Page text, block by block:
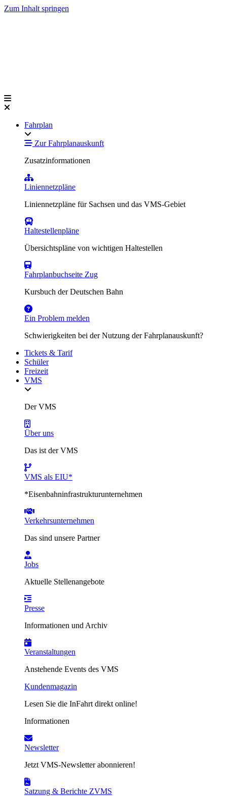
Zum Inhalt springen
Fahrplan
Zur Fahrplanauskunft
Zusatzinformationen
Liniennetzpläne
Liniennetzpläne für Sachsen und das VMS-Gebiet
Haltestellenpläne
Übersichtspläne von wichtigen Haltestellen
Fahrplanbuchseite Zug
Kursbuch der Deutschen Bahn
Ein Problem melden
Schwierigkeiten bei der Nutzung der Fahrplanauskunft?
Tickets & Tarif
Schüler
Freizeit
VMS
Der VMS
Über uns
Das ist der VMS
VMS als EIU*
*Eisenbahninfrastrukturunternehmen
Verkehrsunternehmen
Das sind unsere Partner
Jobs
Aktuelle Stellenangebote
Presse
Informationen und Archiv
Veranstaltungen
Anstehende Events des VMS
Kundenmagazin
Lesen Sie die InFahrt direkt online!
Informationen
Newsletter
Jetzt VMS-Newsletter abonnieren!
Satzung & Berichte ZVMS